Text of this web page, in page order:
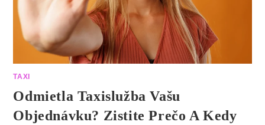
TAXI
Odmietla Taxislužba Vašu
Objednávku? Zistite Prečo A Kedy